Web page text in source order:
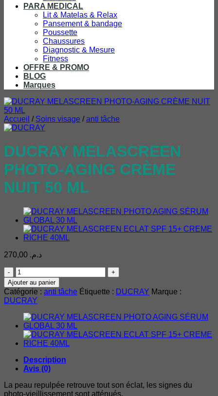
PARA MEDICAL
Lit & Matelas & Relax
Pansement & bandage
Poussette
Chaussures
Diagnostic & Mesure
Fitness
OFFRE & PROMO
BLOG
Marques
Accueil / Soins visage / anti tâche
DUCRAY MELASCREEN
PHOTO-AGING CRÈME
NUIT 50 ML
د.م.
quantité
de
DUCRAY
MELASCREEN
PHOTO-
AGING
CRÈME
NUIT
50
ML
Ajouter au panier
Catégorie : anti tâche Étiquette : DUCRAY Marque :
DUCRAY
Description
Avis (0)
La peau repulpée retrouve tout son éclat, les signes du
photo-vieillissement sont atténués.